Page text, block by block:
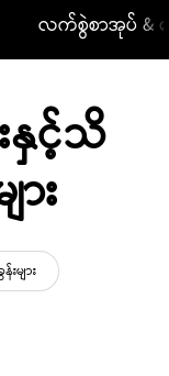
လက်စွဲစာအုပ် & ဒ
းနှင့်သိ
ား
များ